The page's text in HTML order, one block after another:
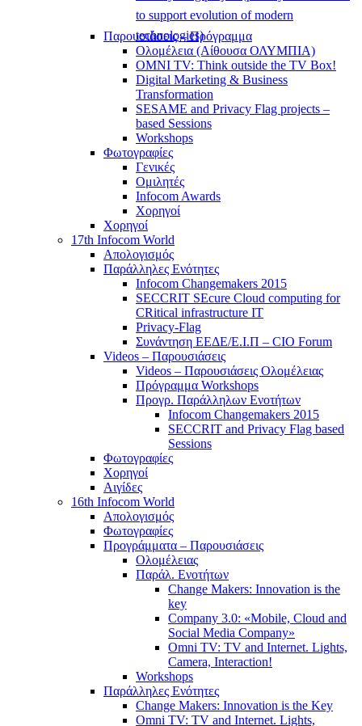
to support evolution of modern
technologies)
Παρουσιάσεις – Πρόγραμμα
Ολομέλεια (Αίθουσα ΟΛΥΜΠΙΑ)
OMNI TV: Think outside the TV Box!
Digital Marketing & Business
Transformation
SESAME and Privacy Flag projects –
based Sessions
Workshops
Φωτογραφίες
Γενικές
Ομιλητές
Infocom Awards
Χορηγοί
Χορηγοί
17th Infocom World
Απολογισμός
Παράλληλες Ενότητες
Infocom Changemakers 2015
SECCRIT SEcure Cloud computing for
CRitical infrastructure IT
Privacy-Flag
Συνάντηση ΕΕΔΕ/Ε.Ι.Π – CIO Forum
Videos – Παρουσιάσεις
Videos – Παρουσιάσεις Ολομέλειας
Πρόγραμμα Workshops
Προγρ. Παράλληλων Ενοτήτων
Infocom Changemakers 2015
SECCRIT and Privacy Flag based
Sessions
Φωτογραφίες
Χορηγοί
Αιγίδες
16th Infocom World
Απολογισμός
Φωτογραφίες
Προγράμματα – Παρουσιάσεις
Ολομέλειας
Παράλ. Ενοτήτων
Change Makers: Innovation is the
key
Company 3.0: «Mobile, Cloud and
Social Media Company»
Omni TV: TV and Internet. Lights,
Camera, Interaction!
Workshops
Παράλληλες Ενότητες
Change Makers: Innovation is the Key
Omni TV: TV and Internet. Lights,